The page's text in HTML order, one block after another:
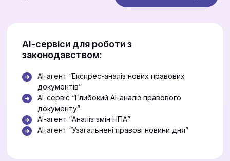
АІ-сервіси для роботи з
законодавством:
AI-агент “Експрес-аналіз нових правових
документів”
АІ-сервіс “Глибокий АІ-аналіз правового
документу”
АІ-агент “Аналіз змін НПА”
AI-агент “Узагальнені правові новини дня”